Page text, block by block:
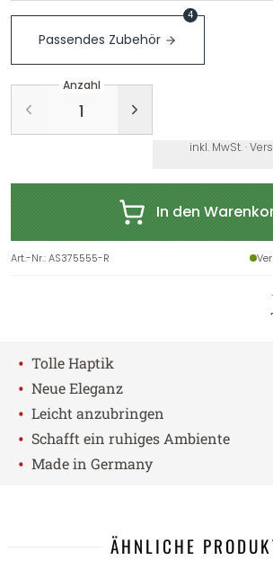
Passendes Zubehör
4
Anzahl
inkl. MwSt. ·
In den
Art.-Nr.:AS375555-R
• Tolle Haptik
• Neue Eleganz
• Leicht anzubringen
• Schafft ein ruhiges Ambiente
• Made in Germany
ÄHNLICHE